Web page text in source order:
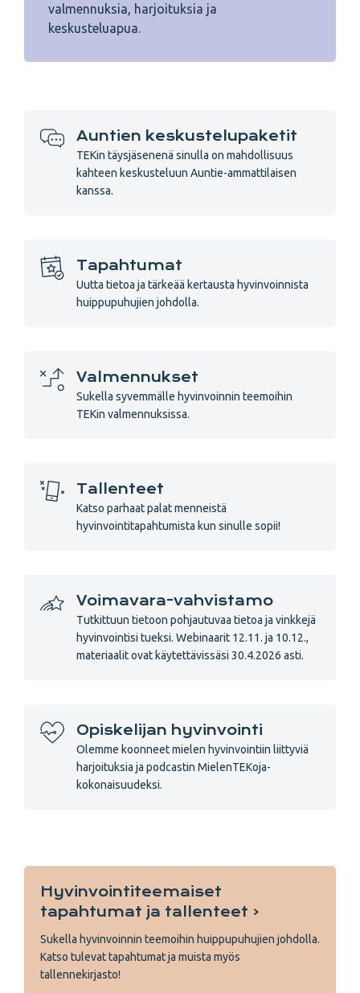
valmennuksia, harjoituksia ja
keskusteluapua.
Auntien keskustelupaketit
TEKin täysjäsenenä sinulla on mahdollisuus
kahteen keskusteluun Auntie-ammattilaisen
kanssa.
Tapahtumat
Uutta tietoa ja tärkeää kertausta hyvinvoinnista
huippupuhujien johdolla.
Valmennukset
Sukella syvemmälle hyvinvoinnin teemoihin
TEKin valmennuksissa.
Tallenteet
Katso parhaat palat menneistä
hyvinvointitapahtumista kun sinulle sopii!
Voimavara-vahvistamo
Tutkittuun tietoon pohjautuvaa tietoa ja vinkkejä
hyvinvointisi tueksi. Webinaarit 12.11. ja 10.12.,
materiaalit ovat käytettävissäsi 30.4.2026 asti.
Opiskelijan hyvinvointi
Olemme koonneet mielen hyvinvointiin liittyviä
harjoituksia ja podcastin MielenTEKoja-
kokonaisuudeksi.
Hyvinvointiteemaiset
tapahtumat ja tallenteet ‹
Sukella hyvinvoinnin teemoihin huippupuhujien johdolla.
Katso tulevat tapahtumat ja muista myös
tallennekirjasto!